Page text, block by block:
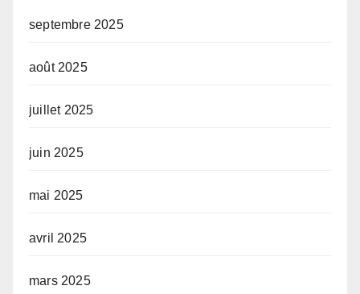
septembre 2025
août 2025
juillet 2025
juin 2025
mai 2025
avril 2025
mars 2025